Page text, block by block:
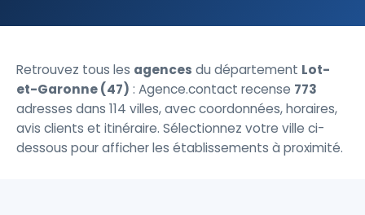
Retrouvez tous les agences du département Lot-
et-Garonne (47) : Agence.contact recense 773
adresses dans 114 villes, avec coordonnées, horaires,
avis clients et itinéraire. Sélectionnez votre ville ci-
dessous pour afficher les établissements à proximité.